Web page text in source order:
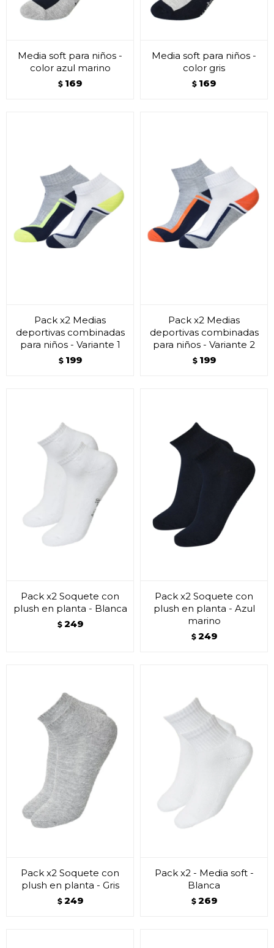
Media soft para niños -
color azul marino
$ 169
Media soft para niños -
color gris
$ 169
Pack x2 Medias
deportivas combinadas
para niños - Variante 1
$ 199
Pack x2 Medias
deportivas combinadas
para niños - Variante 2
$ 199
Pack x2 Soquete con
plush en planta - Blanca
$ 249
Pack x2 Soquete con
plush en planta - Azul
marino
$ 249
Pack x2 Soquete con
plush en planta - Gris
$ 249
Pack x2 - Media soft -
Blanca
$ 269